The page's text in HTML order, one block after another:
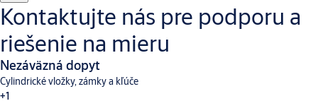
Kontaktujte nás pre podporu a
riešenie na mieru
Nezáväzná dopyt
Cylindrické vložky, zámky a kľúče
+1